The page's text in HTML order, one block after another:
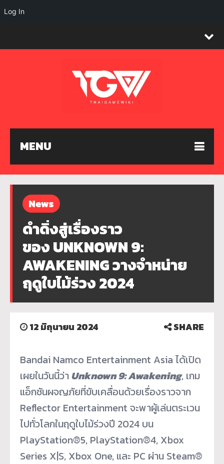
MENU
News
ดำดิ่งสู่เรื่องราว
ของ UNKNOWN 9:
AWAKENING วางจำหน่าย
ฤดูใบไม้ร่วง 2024
12 มิถุนายน 2024 SHARE
Bandai Namco Entertainment Asia ได้เปิด
เผยในวันนี้ว่าUnknown 9: Awakening, เกม
แอ็กชันผจญภัยที่ขับเคลื่อนด้วยเรื่องราวจาก
Reflector Entertainment จะพาผู้เล่นตระเวน
ไปทั่วโลกในฤดูใบไม้ร่วงปี 2024 บน
PlayStation®5, PlayStation®4, Xbox
Series X|S, Xbox One, และ PC ผ่าน Steam®
Log In